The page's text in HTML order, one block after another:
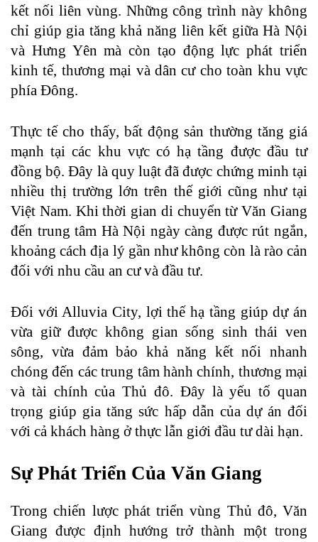
kết nối liên vùng. Những công trình này không
chỉ giúp gia tăng khả năng liên kết giữa Hà Nội
và Hưng Yên mà còn tạo động lực phát triển
kinh tế, thương mại và dân cư cho toàn khu vực
phía Đông.
Thực tế cho thấy, bất động sản thường tăng giá
mạnh tại các khu vực có hạ tầng được đầu tư
đồng bộ. Đây là quy luật đã được chứng minh tại
nhiều thị trường lớn trên thế giới cũng như tại
Việt Nam. Khi thời gian di chuyển từ Văn Giang
đến trung tâm Hà Nội ngày càng được rút ngắn,
khoảng cách địa lý gần như không còn là rào cản
đối với nhu cầu an cư và đầu tư.
Đối với Alluvia City, lợi thế hạ tầng giúp dự án
vừa giữ được không gian sống sinh thái ven
sông, vừa đảm bảo khả năng kết nối nhanh
chóng đến các trung tâm hành chính, thương mại
và tài chính của Thủ đô. Đây là yếu tố quan
trọng giúp gia tăng sức hấp dẫn của dự án đối
với cả khách hàng ở thực lẫn giới đầu tư dài hạn.
Sự Phát Triển Của Văn Giang
Trong chiến lược phát triển vùng Thủ đô, Văn
Giang được định hướng trở thành một trong